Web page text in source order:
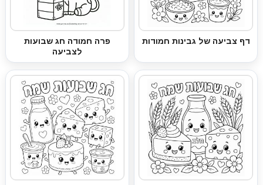
דף צביעה של גבינות חמודות
פרה חמודה חג שבועות
לצביעה